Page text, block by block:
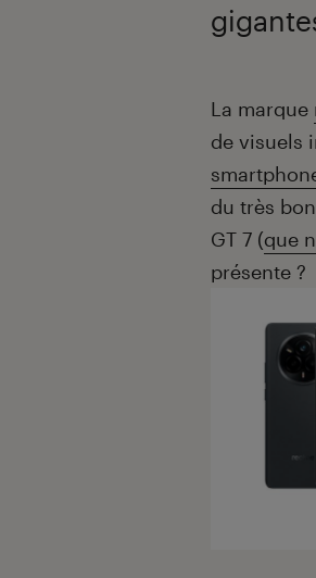
La marque
de visuels
du très
GT 7 (que
présente ?